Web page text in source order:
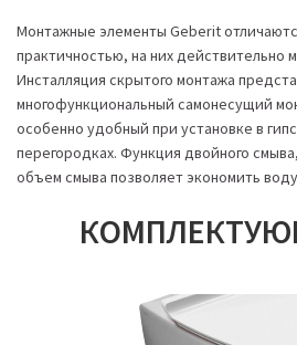
Монтажные элементы Geberit
практичностью, на них действительно
Инсталляция скрытого монтажа
многофункциональный самонесущий
особенно удобный при установке в
перегородках. Функция двойного
объем смыва позволяет экономить